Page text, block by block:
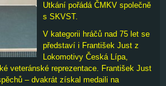
Utkání pořádá ČMKV společně
s SKVST.
V kategorii hráčů nad 75 let se
představí i František Just z
Lokomotivy Česká Lípa,
veteránské reprezentace. František Just
– dvakrát získal medaili na